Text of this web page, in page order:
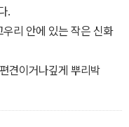
.
리 안에 있는 작은 신화
견이거나깊게 뿌리박
것입니다.